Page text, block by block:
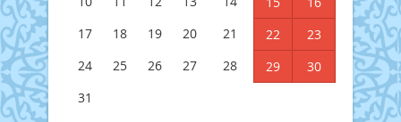
17
18 19 20 21 22
23
24
25 26 27 28 29
30
31